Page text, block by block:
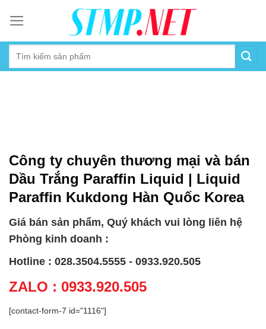
content
Công ty chuyên thương mại và bán
Dầu Trắng Paraffin Liquid | Liquid
Paraffin Kukdong Hàn Quốc Korea
Giá bán sản phẩm, Quý khách vui lòng liên hệ
Phòng kinh doanh :
Hotline : 028.3504.5555 - 0933.920.505
ZALO : 0933.920.505
[contact-form-7 id="1116"]